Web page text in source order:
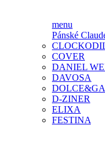
menu
Pánské
COVER
DANIEL
DAVOSA
D-ZINER
ELIXA
FESTINA